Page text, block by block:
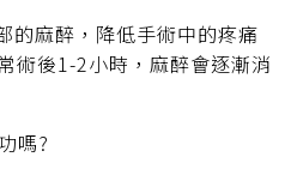
的麻醉，降低手術中的疼痛
術後1-2小時，麻醉會逐漸消
嗎?